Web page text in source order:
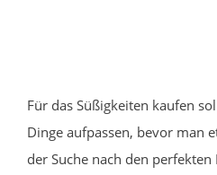
Für das Süßigkeiten kaufen
Dinge aufpassen, bevor man
der Suche nach den